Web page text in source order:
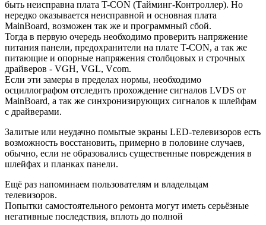
быть неисправна плата T-CON (Тайминг-Контроллер). Но
нередко оказывается неисправной и основная плата
MainBoard, возможен так же и программный сбой.
Тогда в первую очередь необходимо проверить напряжение
питания панели, предохранители на плате T-CON, а так же
питающие и опорные напряжения столбцовых и строчных
драйверов - VGH, VGL, Vcom.
Если эти замеры в пределах нормы, необходимо
осциллографом отследить прохождение сигналов LVDS от
MainBoard, а так же синхронизирующих сигналов к шлейфам
с драйверами.
Залитые или неудачно помытые экраны LED-телевизоров есть
возможность восстановить, примерно в половине случаев,
обычно, если не образовались существенные повреждения в
шлейфах и планках панели.
Ещё раз напоминаем пользователям и владельцам
телевизоров.
Попытки самостоятельного ремонта могут иметь серьёзные
негативные последствия, вплоть до полной